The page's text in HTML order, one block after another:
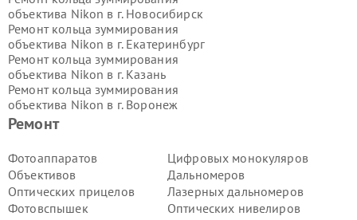
Ремонт
Фотоаппаратов
Объективов
Оптических прицелов
Фотовспышек
Цифровых монокуляров
Дальномеров
Лазерных дальномеров
Оптических нивелиров
объектива Nikon в г. Новосибирск
Ремонт кольца зуммирования
объектива Nikon в г. Екатеринбург
Ремонт кольца зуммирования
объектива Nikon в г. Казань
Ремонт кольца зуммирования
объектива Nikon в г. Воронеж
Ремонт кольца зуммирования
Ремонт кольца зуммирования
объектива Nikon в г.
Самара
Ремонт кольца зуммирования
объектива Nikon в г.Пермь
Ремонт кольца зуммирования